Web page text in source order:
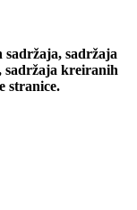
sadržaja, sadržaja
sadržaja kreiranih
stranice.